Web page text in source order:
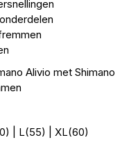
Alivio met Shimano
| L(55) | XL(60)